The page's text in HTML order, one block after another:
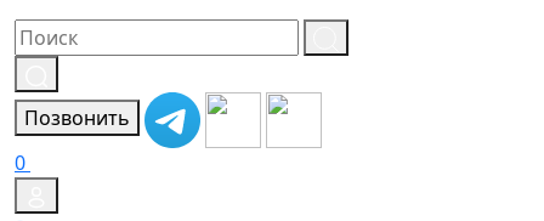
Результат
поиска:
Позвонить
0